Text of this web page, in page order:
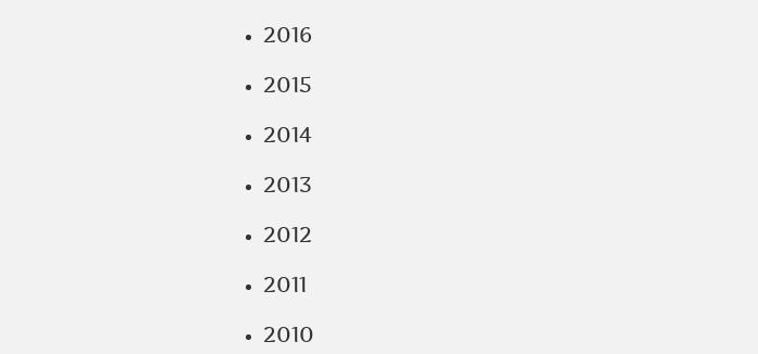
2016
2015
2014
2013
2012
2011
2010